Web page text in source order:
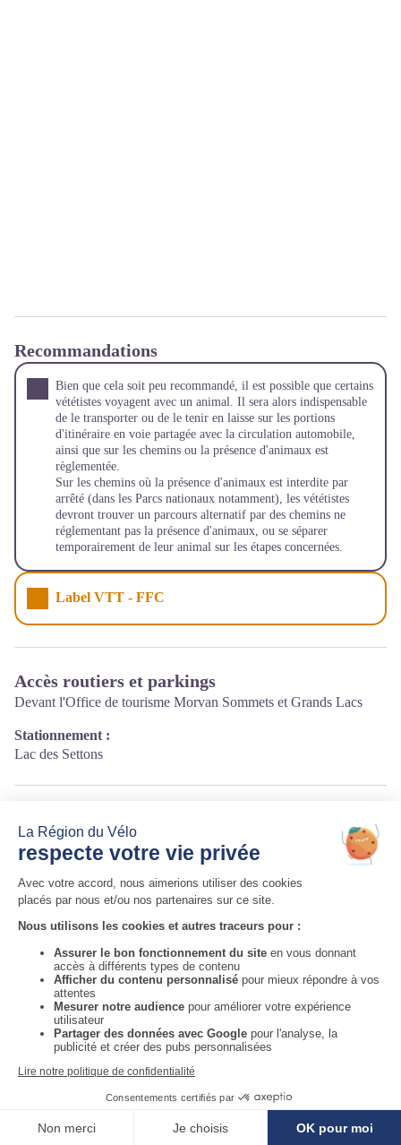
Voir la carte
Recommandations
Bien que cela soit peu recommandé, il est possible que certains
vététistes voyagent avec un animal. Il sera alors indispensable
de le transporter ou de le tenir en laisse sur les portions
d'itinéraire en voie partagée avec la circulation automobile,
ainsi que sur les chemins ou la présence d'animaux est
règlementée.
Sur les chemins où la présence d'animaux est interdite par
arrêté (dans les Parcs nationaux notamment), les vététistes
devront trouver un parcours alternatif par des chemins ne
réglementant pas la présence d'animaux, ou se séparer
temporairement de leur animal sur les étapes concernées.
Label VTT - FFC
Accès routiers et parkings
Devant l'Office de tourisme Morvan Sommets et Grands Lacs
Stationnement :
Lac des Settons
Auvergne-Rhône-Alpes Tourisme
http://fr.auvergnerhonealpes-tourisme.com/
Auvergne-Rhône-Alpes Tourisme
Informations complémentaires